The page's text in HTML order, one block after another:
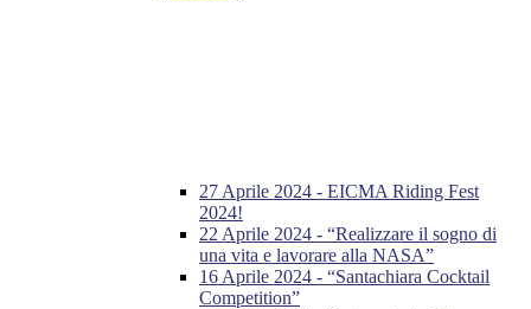
27 Aprile 2024 - EICMA Riding Fest
2024!
22 Aprile 2024 - “Realizzare il sogno di
una vita e lavorare alla NASA”
16 Aprile 2024 - “Santachiara Cocktail
Competition”